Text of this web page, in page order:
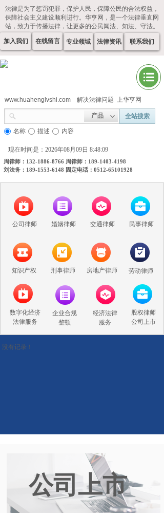
法律是为了惩罚犯罪，保护人民，保障公民的合法权益，
保障社会主义建设顺利进行。华亨网，是一个法律垂直网
站，致力于传播法律，让更多的公民闻法、知法、守法。
在线留言 专业领域 法律资讯 联系我们
加入我们
产品 全站搜索
名称 描述 内容
现在时间是：2026年08月09日 8:48:09
www.huahenglvshi.com 解决法律问题 上华亨网
周律师：132-1886-8766 周律师：189-1403-4198
刘法务：189-1553-6148 固定电话：0512-65101928
股权律师
公司上市
数字化经济
法律服务
经济法律
服务
企业合规
整顿
公司律师 婚姻律师 交通律师 民事律师
知识产权 刑事律师 房地产律师 劳动律师
没有记录！
公司上市